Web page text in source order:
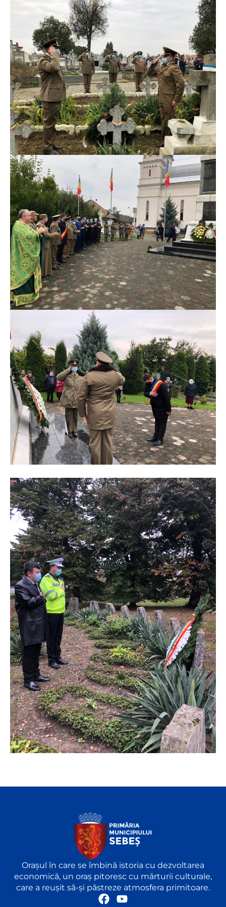
Orașul în care se îmbină istoria cu dezvoltarea
economică, un oraș pitoresc cu mărturii culturale,
care a reușit să-și păstreze atmosfera primitoare.
F
Y